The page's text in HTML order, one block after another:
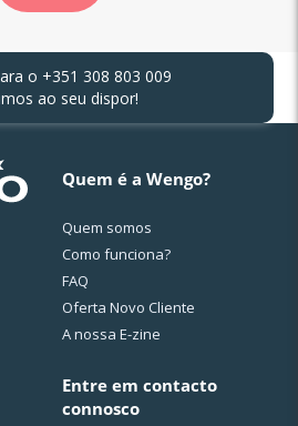
o +351 308 803 009
ao seu dispor!
Quem é a Wengo?
Quem somos
Como funciona?
FAQ
Oferta Novo Cliente
A nossa E-zine
Entre em contacto
connosco